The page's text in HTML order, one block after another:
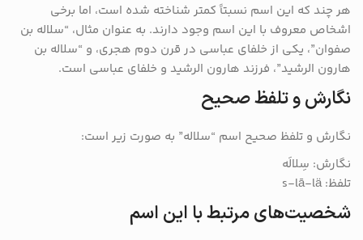
هر چند که این اسم نسبتاً کمتر شناخته شده است، اما برخی
اشخاص معروف با این اسم وجود دارند. به عنوان مثال، “سلاله بن
صفوان”، یکی از خلفای عباسی در قرن دوم هجری، و “سلاله بن
هارون الرشید”، فرزند هارون الرشید و خلفای عباسی است.
نگارش و تلفظ صحیح
نگارش و تلفظ صحیح اسم “سلاله” به صورت زیر است:
نگارش: سِلالَه
تلفظ: s-lā-lä
شخصیت‌های مرتبط با این اسم